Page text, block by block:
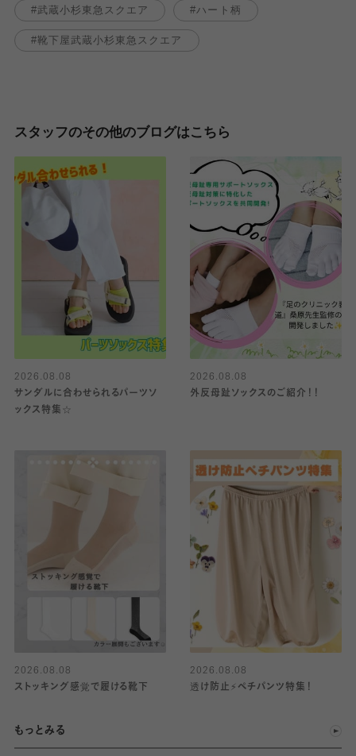
武蔵小杉東急スクエア ハート柄
靴下屋武蔵小杉東急スクエア
スタッフのその他のブログはこちら
2026.08.08
サンダルに合わせられるパーツソ
ックス特集☆
2026.08.08
外反母趾ソックスのご紹介！！
2026.08.08
ストッキング感覚で履ける靴下
2026.08.08
透け防止⚡️ペチパンツ特集！
もっとみる